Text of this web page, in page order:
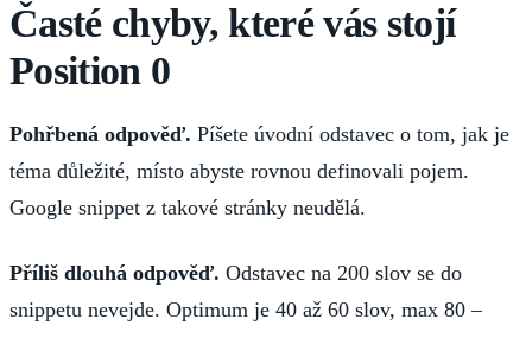
Časté chyby, které vás stojí
Position 0
Pohřbená odpověď. Píšete úvodní odstavec o tom, jak je
téma důležité, místo abyste rovnou definovali pojem.
Google snippet z takové stránky neudělá.
Příliš dlouhá odpověď. Odstavec na 200 slov se do
snippetu nevejde. Optimum je 40 až 60 slov, max 80 –